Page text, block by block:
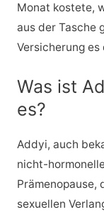
Monat kostete,
aus der Tasche
Versicherung es
Was ist
es?
Addyi, auch
nicht-
Prämenopause,
sexuellen